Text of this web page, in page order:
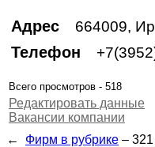
Адрес 664009,
Телефон
Всего просмотров - 518
Редактировать данные
Вакансии компании
← Фирм в рубрике – 321